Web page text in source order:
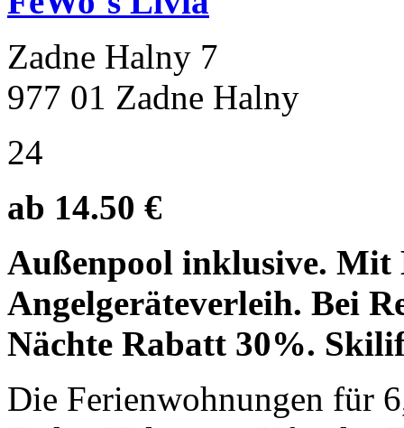
Zadne Halny 7
977 01 Zadne Halny
24
ab 14.50 €
Außenpool inklusive.
Angelgeräteverleih. Bei
Nächte Rabatt 30%.
Die Ferienwohnungen für